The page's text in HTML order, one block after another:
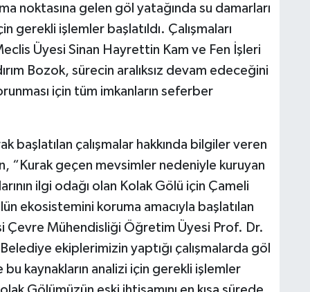
noktasına gelen göl yatağında su damarları
gerekli işlemler başlatıldı. Çalışmaları
Üyesi Sinan Hayrettin Kam ve Fen İşleri
Bozok, sürecin aralıksız devam edeceğini
için tüm imkanların seferber
başlatılan çalışmalar hakkında bilgiler veren
“Kurak geçen mevsimler nedeniyle kuruyan
ilgi odağı olan Kolak Gölü için Çameli
ekosistemini koruma amacıyla başlatılan
Çevre Mühendisliği Öğretim Üyesi Prof. Dr.
ekiplerimizin yaptığı çalışmalarda göl
kaynakların analizi için gerekli işlemler